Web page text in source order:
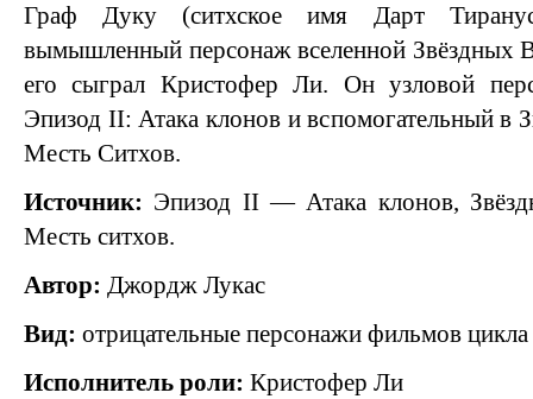
Граф Дуку (ситхское имя Дарт
вымышленный персонаж вселенной Звёздных
его сыграл Кристофер Ли. Он узловой
Эпизод II: Атака клонов и вспомогательный в
Месть Ситхов.
Источник: Эпизод II — Атака клонов,
Месть ситхов.
Автор: Джордж Лукас
Вид: отрицательные персонажи фильмов
Исполнитель роли: Кристофер Ли